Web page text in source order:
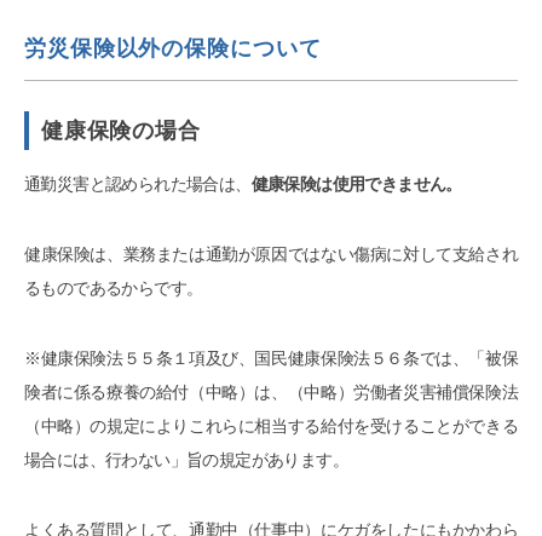
労災保険以外の保険について
健康保険の場合
通勤災害と認められた場合は、 健康保険は使用できません。
健康保険は、業務または通勤が原因ではない傷病に対して支給され
るものであるからです。
※健康保険法５５条１項及び、国民健康保険法５６条では、「被保
険者に係る療養の給付（中略）は、（中略）労働者災害補償保険法
（中略）の規定によりこれらに相当する給付を受けることができる
場合には、行わない」旨の規定があります。
よくある質問として、通勤中（仕事中）にケガをしたにもかかわら